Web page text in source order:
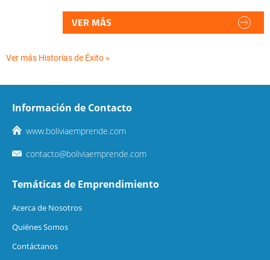
VER MÁS
Ver más Historias de Éxito »
Información de Contacto
www.boliviaemprende.com
contacto@boliviaemprende.com
Temáticas de Emprendimiento
Acerca de Nosotros
Quiénes Somos
Contáctanos